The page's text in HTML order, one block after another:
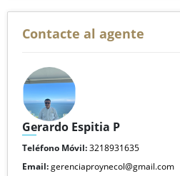
Contacte al agente
Gerardo Espitia P
Teléfono Móvil:3218931635
Email:gerenciaproynecol@gmail.com